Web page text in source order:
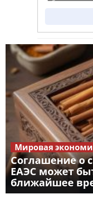
Соглашение о
ЕАЭС может
ближайшее
Мировая